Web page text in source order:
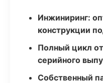
Инжиниринг:
конструкции
Полный цикл
серийного
Собственный